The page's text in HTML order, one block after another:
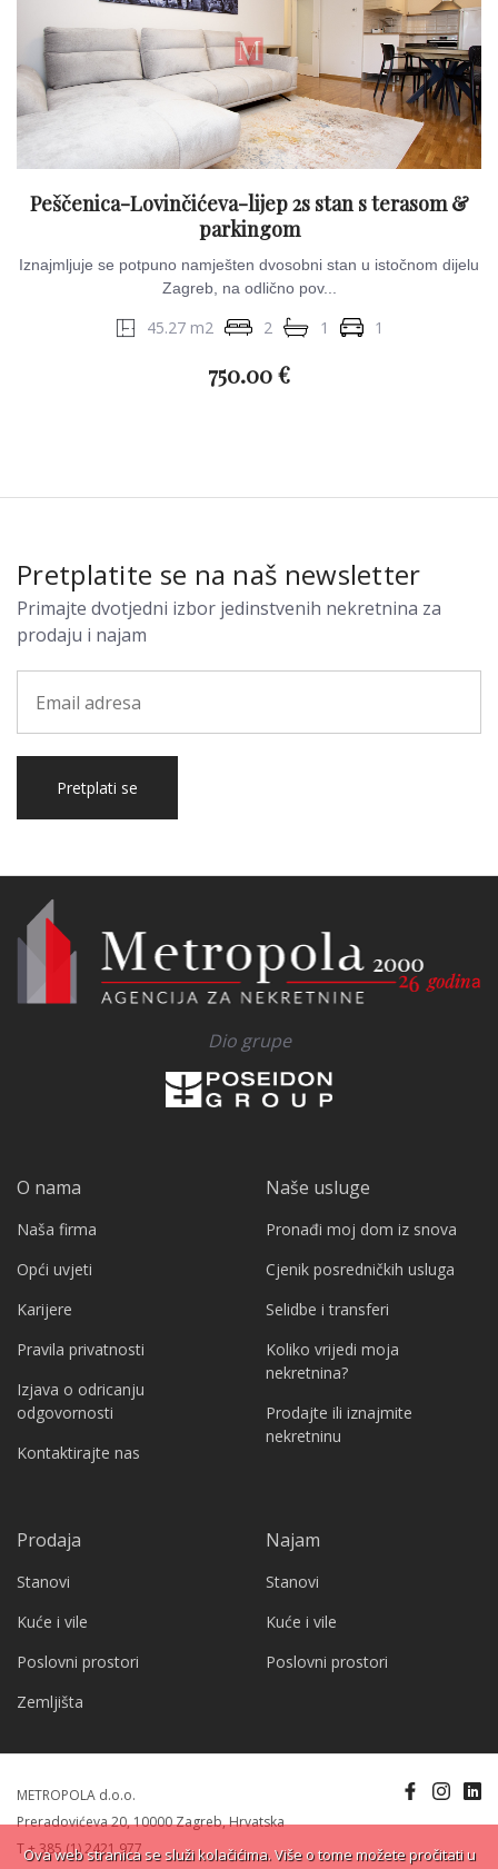
Peščenica-Lovinčićeva-lijep 2s stan s terasom &
parkingom
Iznajmljuje se potpuno namješten dvosobni stan u istočnom dijelu
Zagreb, na odlično pov...
45.27 m2 2 1 1
750.00 €
Pretplatite se na naš newsletter
Primajte dvotjedni izbor jedinstvenih nekretnina za
prodaju i najam
Pretplati se
Dio grupe
O nama
Naša firma
Opći uvjeti
Karijere
Pravila privatnosti
Izjava o odricanju
odgovornosti
Kontaktirajte nas
Naše usluge
Pronađi moj dom iz snova
Cjenik posredničkih usluga
Selidbe i transferi
Koliko vrijedi moja
nekretnina?
Prodajte ili iznajmite
nekretninu
Prodaja
Stanovi
Kuće i vile
Poslovni prostori
Zemljišta
Najam
Stanovi
Kuće i vile
Poslovni prostori
METROPOLA d.o.o.
Preradovićeva 20, 10000 Zagreb, Hrvatska
T + 385 (1) 2421 977
Ova web stranica se služi kolačićima. Više o tome možete pročitati u